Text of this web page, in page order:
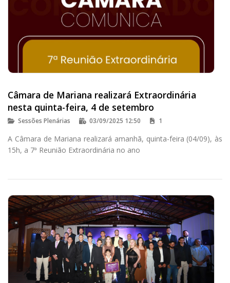
Câmara de Mariana realizará Extraordinária
nesta quinta-feira, 4 de setembro
Sessões Plenárias 03/09/2025 12:50 1
A Câmara de Mariana realizará amanhã, quinta-feira (04/09), às
15h, a 7ª Reunião Extraordinária no ano